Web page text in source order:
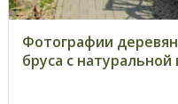
Фотографии
бруса с